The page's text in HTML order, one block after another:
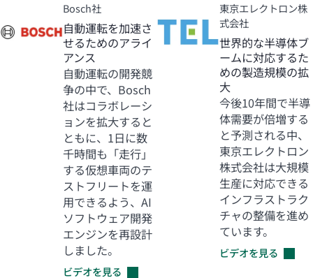
Bosch社
自動運転を加速さ
せるためのアライ
アンス
自動運転の開発競
争の中で、Bosch
社はコラボレーシ
ョンを拡大すると
ともに、1日に数
千時間も「走行」
する仮想車両のテ
ストフリートを運
用できるよう、AI
ソフトウェア開発
エンジンを再設計
しました。
ビデオを見る
東京エレクトロン株
式会社
世界的な半導体ブ
ームに対応するた
めの製造規模の拡
大
今後10年間で半導
体需要が倍増する
と予測される中、
東京エレクトロン
株式会社は大規模
生産に対応できる
インフラストラク
チャの整備を進め
ています。
ビデオを見る